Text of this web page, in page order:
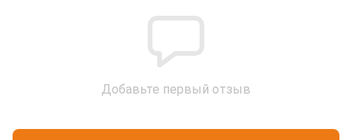
Добавьте первый отзыв